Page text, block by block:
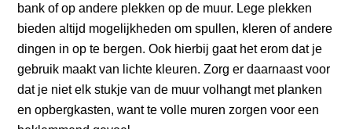
bank of op andere plekken op de muur. Lege plekken
bieden altijd mogelijkheden om spullen, kleren of andere
dingen in op te bergen. Ook hierbij gaat het erom dat je
gebruik maakt van lichte kleuren. Zorg er daarnaast voor
dat je niet elk stukje van de muur volhangt met planken
en opbergkasten, want te volle muren zorgen voor een